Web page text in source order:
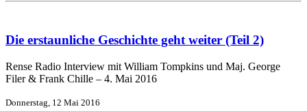
Die erstaunliche Geschichte geht weiter (Teil 2)
Rense Radio Interview mit William Tompkins und Maj. George
Filer & Frank Chille – 4. Mai 2016
Donnerstag, 12 Mai 2016